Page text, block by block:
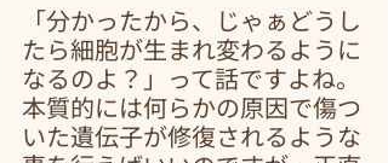
「分かったから、じゃぁどうし
たら細胞が生まれ変わるように
なるのよ？」って話ですよね。
本質的には何らかの原因で傷つ
いた遺伝子が修復されるような